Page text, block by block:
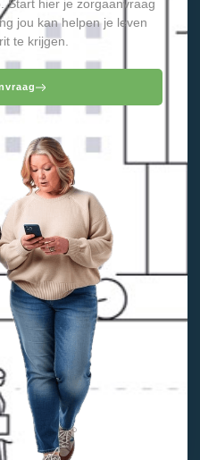
Start hier je zorgaanvraag
jou kan helpen je leven
te krijgen.